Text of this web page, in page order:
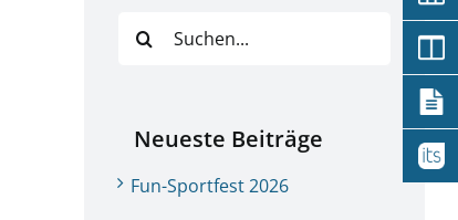
nach:
Neueste Beiträge
Fun-Sportfest 2026